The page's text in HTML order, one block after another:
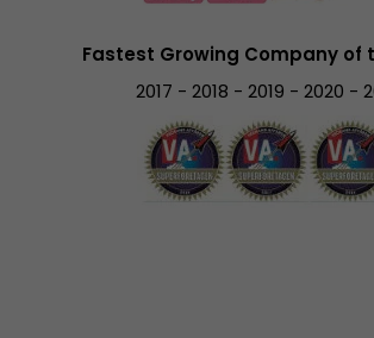
Fastest Growing Company of
2017 - 2018 - 2019 - 2020 -